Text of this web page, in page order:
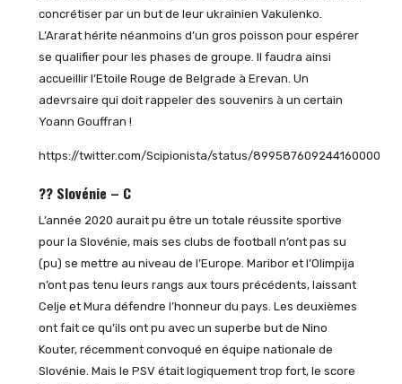
concrétiser par un but de leur ukrainien Vakulenko.
L’Ararat hérite néanmoins d’un gros poisson pour espérer
se qualifier pour les phases de groupe. Il faudra ainsi
accueillir l’Etoile Rouge de Belgrade à Erevan. Un
adevrsaire qui doit rappeler des souvenirs à un certain
Yoann Gouffran !
https://twitter.com/Scipionista/status/899587609244160000
?? Slovénie – C
L’année 2020 aurait pu être un totale réussite sportive
pour la Slovénie, mais ses clubs de football n’ont pas su
(pu) se mettre au niveau de l’Europe. Maribor et l’Olimpija
n’ont pas tenu leurs rangs aux tours précédents, laissant
Celje et Mura défendre l’honneur du pays. Les deuxièmes
ont fait ce qu’ils ont pu avec un superbe but de Nino
Kouter, récemment convoqué en équipe nationale de
Slovénie. Mais le PSV était logiquement trop fort, le score